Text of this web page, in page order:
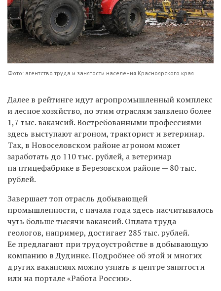
Фото: агентство труда и занятости населения Красноярского края
Далее в рейтинге идут агропромышленный комплекс
и лесное хозяйство, по этим отраслям заявлено более
1,7 тыс. вакансий. Востребованными профессиями
здесь выступают агроном, тракторист и ветеринар.
Так, в Новоселовском районе агроном может
заработать до 110 тыс. рублей, а ветеринар
на птицефабрике в Березовском районе — 80 тыс.
рублей.
Завершает топ отрасль добывающей
промышленности, с начала года здесь насчитывалось
чуть больше тысячи вакансий. Оплата труда
геологов, например, достигает 285 тыс. рублей.
Ее предлагают при трудоустройстве в добывающую
компанию в Дудинке. Подробнее об этой и многих
других вакансиях можно узнать в центре занятости
или на портале «Работа России».